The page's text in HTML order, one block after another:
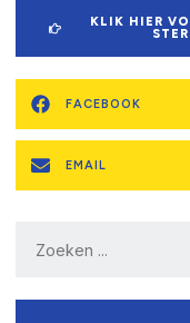
KLIK HIER
FACEBOOK
EMAIL